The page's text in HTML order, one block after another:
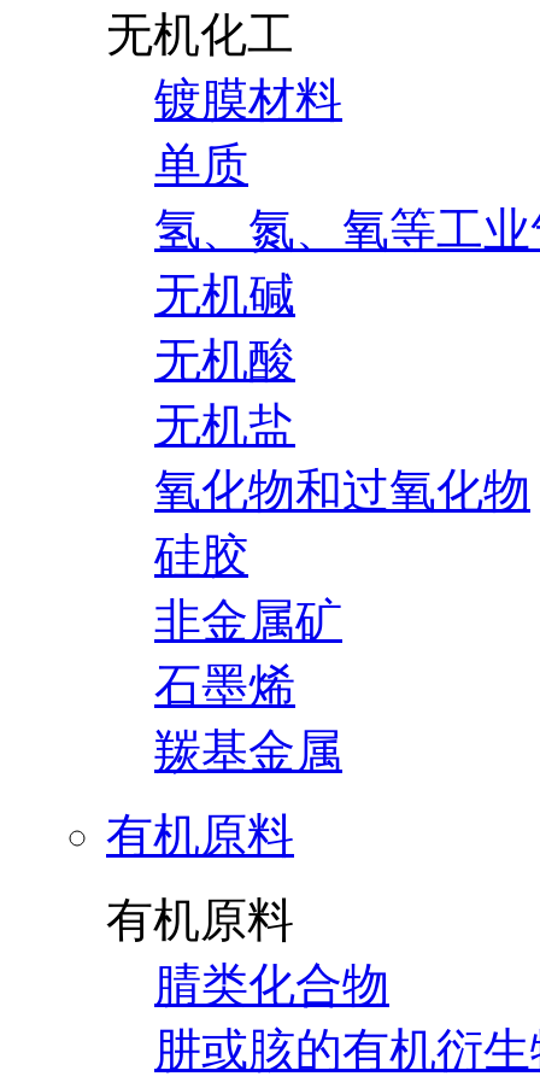
无机化工
镀膜材料
单质
氢、氮、氧等工
无机碱
无机酸
无机盐
氧化物和过氧化物
硅胶
非金属矿
石墨烯
羰基金属
有机原料
有机原料
腈类化合物
肼或胲的有机衍